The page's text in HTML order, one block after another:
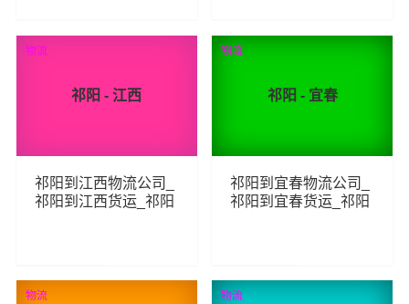
73 查看详细 69 查看详细
祁阳 - 江西
祁阳到江西物流公司_
祁阳到江西货运_祁阳
86 查看详细
物流
祁阳 - 宜春
祁阳到宜春物流公司_
祁阳到宜春货运_祁阳
72 查看详细
物流
物流 物流